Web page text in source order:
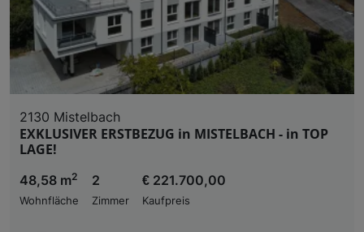
2130 Mistelbach
EXKLUSIVER ERSTBEZUG in MISTELBACH - in TOP
LAGE!
48,58 m2
Wohnfläche
2
Zimmer
€ 221.700,00
Kaufpreis